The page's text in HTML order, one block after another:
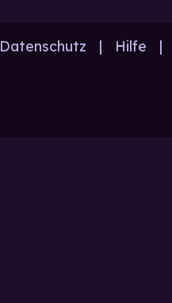
Datenschutz | Hilfe |